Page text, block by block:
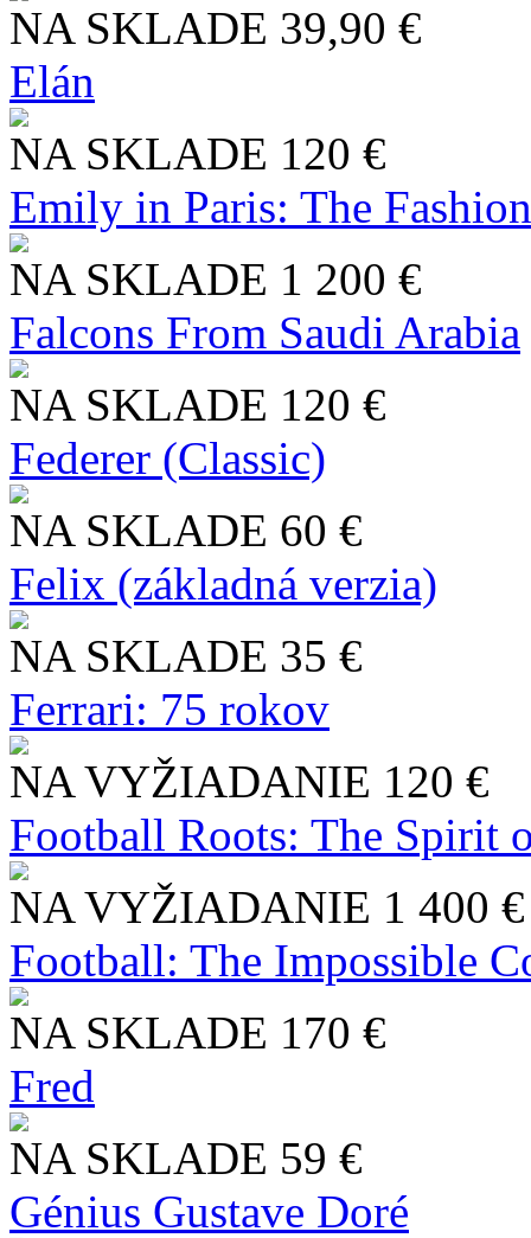
NA SKLADE 39,90 €
Elán
NA SKLADE 120 €
Emily in Paris: The
NA SKLADE 1 200 €
Falcons From Saudi Arabia
NA SKLADE 120 €
Federer (Classic)
NA SKLADE 60 €
Felix (základná verzia)
NA SKLADE 35 €
Ferrari: 75 rokov
NA VYŽIADANIE 120 €
Football Roots: The Spirit
NA VYŽIADANIE 1 400 €
Football: The Impossible
NA SKLADE 170 €
Fred
NA SKLADE 59 €
Génius Gustave Doré